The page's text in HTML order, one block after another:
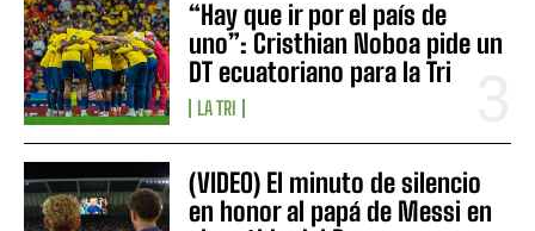
“Hay que ir por el país de
uno”: Cristhian Noboa pide un
DT ecuatoriano para la Tri
LA TRI
(VIDEO) El minuto de silencio
en honor al papá de Messi en